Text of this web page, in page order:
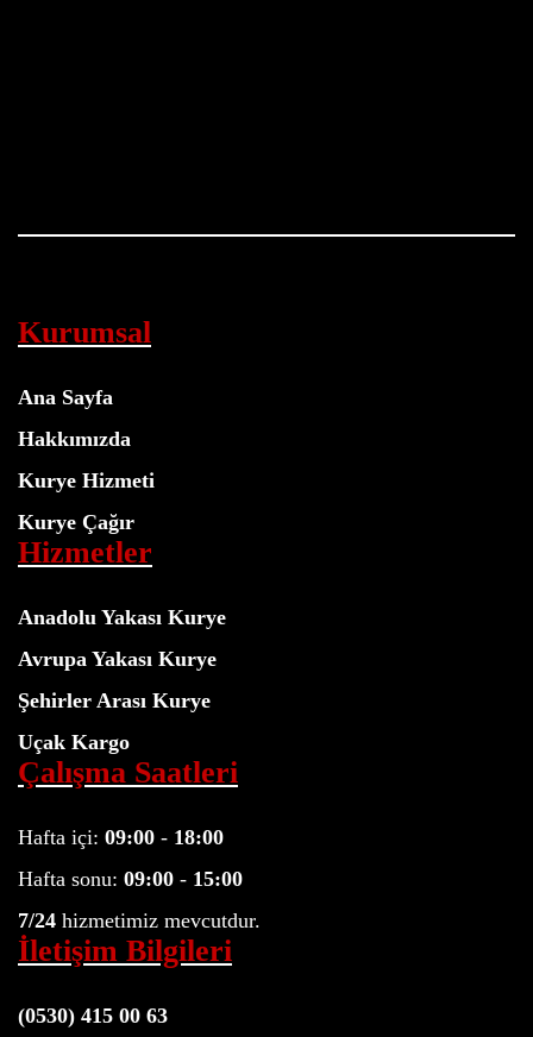
Kurumsal
Ana Sayfa
Hakkımızda
Kurye Hizmeti
Kurye Çağır
Hizmetler
Anadolu Yakası Kurye
Avrupa Yakası Kurye
Şehirler Arası Kurye
Uçak Kargo
Çalışma Saatleri
Hafta içi: 09:00 - 18:00
Hafta sonu: 09:00 - 15:00
7/24 hizmetimiz mevcutdur.
İletişim Bilgileri
(0530) 415 00 63